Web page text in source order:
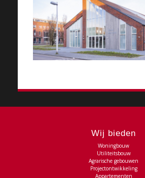
Wij bieden
Woningbouw
Utiliteitsbouw
Agrarische gebouwen
Projectontwikkeling
Appartementen